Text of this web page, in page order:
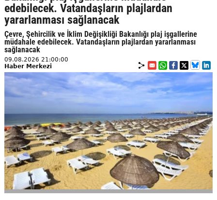
edebilecek. Vatandaşların plajlardan
yararlanması sağlanacak
Çevre, Şehircilik ve İklim Değişikliği Bakanlığı plaj işgallerine
müdahale edebilecek. Vatandaşların plajlardan yararlanması
sağlanacak
09.08.2026 21:00:00
Haber Merkezi